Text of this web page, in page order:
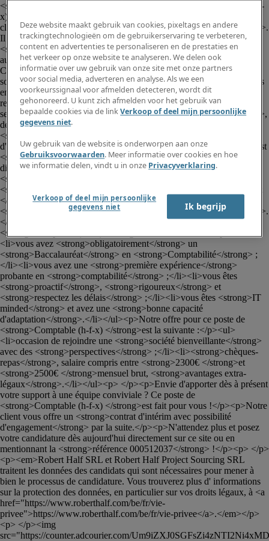
<strong>Robert Half</strong> recherche un <strong>Comptable (h-f-
x)</strong> avec une première expérience probante.</p><p>Notre
client est une société située dans la région de <strong>Wavre</strong>.
Il s'agit d'une <strong>belle</strong> <strong>opportunité</strong>
<strong>d'évoluer rapidement</strong> comme <strong>comptable
autonome</strong>.</p><p>Supporté par le responsable, une Aide-
Comptable ainsi qu'une fiduciaire externe, vous apporterez votre
soutien dans les tâches de comptabilité journalières pour <strong>trois
entités juridiques</strong>.</p><ul><li>Concrètement, vos
responsabilités pour ce poste de <strong>Comptable (h-f-x)</strong>
seront les suivantes :</li><li>encodage des <strong>factures</strong>,
des <strong>extraits de banque</strong> et des
<strong>financiers</strong> ;</li><li><strong>supervision</strong>
d'une <strong>partie</strong> de <strong>l'encodage</strong> qui est
<strong>externalisé</strong> ;</li><li>écriture <strong>d'opérations
diverses</strong> ;</li><li><strong>nettoyage</strong> de
<strong>comptes</strong> ;</li><li>support en
<strong>période</strong> de <strong>clôtures comptables</strong> ;
</li><li>réconciliation de <strong>certains comptes</strong> et
<strong>réalisation</strong> de la <strong>déclaration TVA</strong>.
</li></ul><p> </p><p>Les qualifications requises pour ce poste de
<strong>Comptable (h-f-x)</strong> sont les suivantes :</p><ul>
<li>vous avez <strong>obligatoirement</strong> un
<strong>Baccalauréat</strong> en <strong>Comptabilité</strong> ;
</li><li>vous avez une <strong>première expérience</strong>
probante en <strong>comptabilité</strong> ;</li><li>vous êtes
<strong>proactif</strong>, <strong>rigoureux</strong> et
<strong>respectez les délais</strong> ;</li><li>vous êtes <strong>IT
minded</strong> et avez une <strong>bonne capacité
d'adaptation</strong>.</li></ul><p>Notre offre pour ce poste de
<strong>Comptable (h-f-x) </strong>est la suivante :</p><ul>
<li>occasion de rejoindre une <strong>société bienveillante</strong>
avec des <strong>perspectives</strong> ;</li><li><strong>chèques-
repas</strong>, salaire compris entre <strong>2300€ </strong>et
<strong>2500€ </strong>mensuel brut, <strong>avantages extra-
légaux</strong>.</li></ul><p> </p><p>Envie d'apporter dès à présent
votre support à une équipe conviviale ? Ce poste de
<strong>Comptable (h-f-x) </strong>est fait pour vous !</p><p>Notre
client vous offre un <strong>contrat d'intérim avec possibilité
d'engagement</strong> par la suite.</p><p>N'attendez plus et posez
votre candidature dès aujourd'hui directement sur ce site ou en
mentionnant la <strong>référence 000512037</strong> !</p><p> </p>
<p><em>Robert Half SRL et Robert Half Project Sourcing SRL
traitent les données des candidats qui sont nécessaires pour mener à
bien le processus de candidature. Vous trouverez plus d' informations
sur la protection des données, en particulier sur vos droits légaux, à <a
href="https://www.roberthalf.com/be/fr/vie-
privee">https://www.roberthalf.com/be/fr/vie-privee</a>.</em></p>
<p> </p><img
src="https://counter.adcourier.com/
Deze website maakt gebruik van cookies, pixeltags en andere
trackingtechnologieën om de gebruikerservaring te verbeteren,
content en advertenties te personaliseren en de prestaties en
het verkeer op onze website te analyseren. We delen ook
informatie over uw gebruik van onze site met onze partners
voor social media, adverteren en analyse. Als we een
voorkeurssignaal voor afmelden detecteren, wordt dit
gehonoreerd. U kunt zich afmelden voor het gebruik van
bepaalde cookies via de linkVerkoop of deel mijn persoonlijke
gegevens niet.
Uw gebruik van de website is onderworpen aan onze
Gebruiksvoorwaarden. Meer informatie over cookies en hoe
we informatie delen, vindt u in onze Privacyverklaring.
Verkoop of deel mijn persoonlijke
gegevens niet
Ik begrijp